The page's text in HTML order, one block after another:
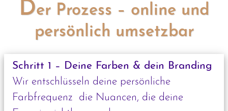
Der Prozess – online und
persönlich umsetzbar
Schritt 1 – Deine Farben & dein Branding
Wir entschlüsseln deine persönliche
Farbfrequenz die Nuancen, die deine